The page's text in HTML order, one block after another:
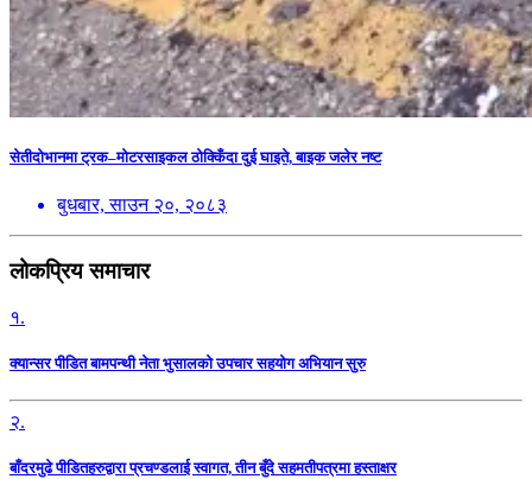
सेतीदोभानमा ट्रक–मोटरसाइकल ठोक्किँदा दुई घाइते, बाइक जलेर नष्ट
बुधबार, साउन २०, २०८३
लोकप्रिय समाचार
१.
क्यान्सर पीडित बामपन्थी नेता भुसालकाे उपचार सहयोग अभियान सुरु
२.
बाँदरमुढे पीडितहरुद्वारा प्रचण्डलाई स्वागत, तीन बुँदे सहमतीपत्रमा हस्ताक्षर